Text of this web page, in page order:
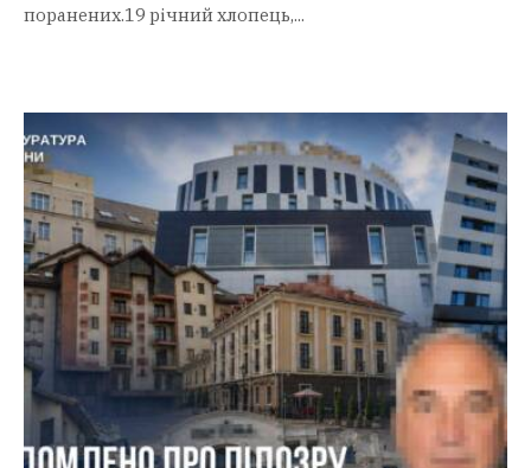
поранених.19 річний хлопець,...